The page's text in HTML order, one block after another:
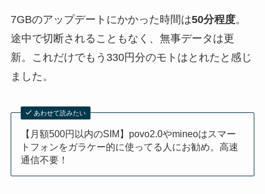
7GBのアップデートにかかった時間は50分程度。
途中で切断されることもなく、無事データは更
新。これだけでもう330円分のモトはとれたと感じ
ました。
あわせて読みたい
【月額500円以内のSIM】povo2.0やmineoはスマー
トフォンをガラケー的に使ってる人にお勧め。高速
通信不要！